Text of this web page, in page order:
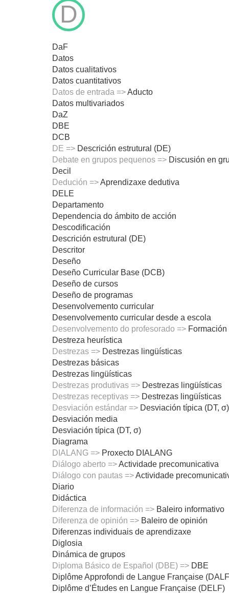
D
DaF
Datos
Datos cualitativos
Datos cuantitativos
Datos de entrada =>Aducto
Datos multivariados
DaZ
DBE
DCB
DE => Descrición estrutural (DE)
Debate en grupos pequenos => Discusión en
Decil
Dedución =>Aprendizaxe dedutiva
DELE
Departamento
Dependencia do ámbito de acción
Descodificación
Descrición estrutural (DE)
Descritor
Deseño
Deseño Curricular Base (DCB)
Deseño de cursos
Deseño de programas
Desenvolvemento curricular
Desenvolvemento curricular desde a escola
Desenvolvemento do profesorado =>
Destreza heurística
Destrezas => Destrezas lingüísticas
Destrezas básicas
Destrezas lingüísticas
Destrezas produtivas => Destrezas lingüísticas
Destrezas receptivas => Destrezas lingüísticas
Desviación estándar => Desviación típica (DT, σ)
Desviación media
Desviación típica (DT, σ)
Diagrama
DIALANG => Proxecto DIALANG
Diálogo aberto =>Actividade precomunicativa
Diálogo con pautas =>Actividade
Diario
Didáctica
Diferenza de información => Baleiro informativo
Diferenza de opinión => Baleiro de opinión
Diferenzas individuais de aprendizaxe
Diglosia
Dinámica de grupos
Diploma Básico de Español (DBE) => DBE
Diplôme Approfondi de Langue Française
Diplôme d’Études en Langue Française (DELF)